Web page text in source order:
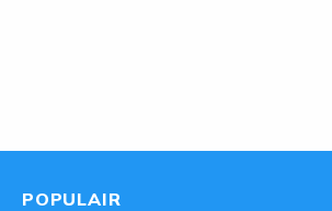
POPULAIR